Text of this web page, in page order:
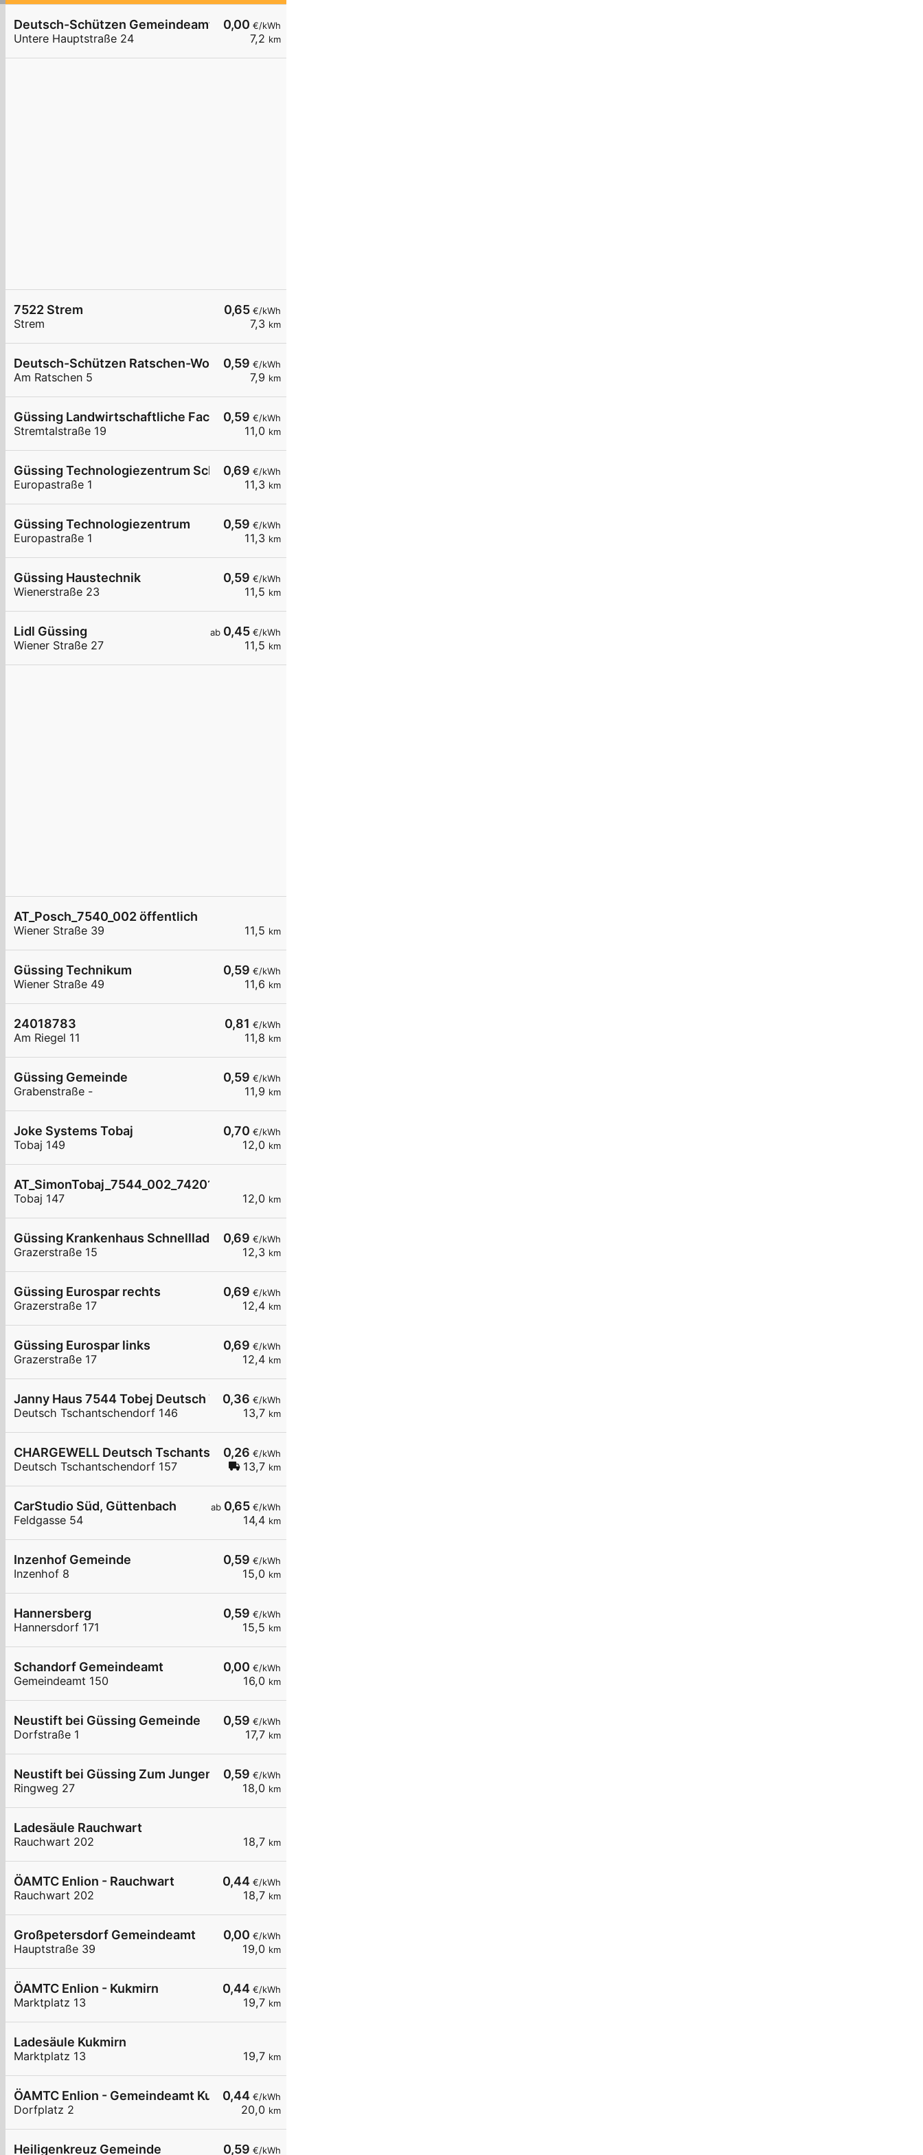
0,00 €/kWh
7,2 km
Deutsch-Schützen Gemeindeamt
Untere Hauptstraße 24
0,65€/kWh
7,3 km
7522 Strem
Strem
0,59 €/kWh
7,9 km
Deutsch-Schützen Ratschen-Wohnotek
Am Ratschen 5
0,59 €/kWh
11,0 km
Güssing Landwirtschaftliche Fachschule
Stremtalstraße 19
0,69 €/kWh
11,3 km
Güssing Technologiezentrum Schnelllader DC150
Europastraße 1
0,59 €/kWh
11,3 km
Güssing Technologiezentrum
Europastraße 1
0,59 €/kWh
11,5 km
Güssing Haustechnik
Wienerstraße 23
ab 0,45€/kWh
11,5 km
Lidl Güssing
Wiener Straße 27
11,5 km
AT_Posch_7540_002 öffentlich
Wiener Straße 39
0,59 €/kWh
11,6 km
Güssing Technikum
Wiener Straße 49
0,81 €/kWh
11,8 km
24018783
Am Riegel 11
0,59 €/kWh
11,9 km
Güssing Gemeinde
Grabenstraße -
0,70 €/kWh
12,0 km
Joke Systems Tobaj
Tobaj 149
12,0 km
AT_SimonTobaj_7544_002_7420104458 öffentlich
Tobaj 147
0,69 €/kWh
12,3 km
Güssing Krankenhaus Schnelllader DC150kW
Grazerstraße 15
0,69 €/kWh
12,4 km
Güssing Eurospar rechts
Grazerstraße 17
0,69 €/kWh
12,4 km
Güssing Eurospar links
Grazerstraße 17
0,36 €/kWh
13,7 km
Janny Haus 7544 Tobej Deutsch Tschantschendorf 146
Deutsch Tschantschendorf 146
0,26 €/kWh
13,7 km
CHARGEWELL Deutsch Tschantschendorf 157
Deutsch Tschantschendorf 157
ab 0,65€/kWh
14,4 km
CarStudio Süd, Güttenbach
Feldgasse 54
0,59 €/kWh
15,0 km
Inzenhof Gemeinde
Inzenhof 8
0,59 €/kWh
15,5 km
Hannersberg
Hannersdorf 171
0,00 €/kWh
16,0 km
Schandorf Gemeindeamt
Gemeindeamt 150
0,59 €/kWh
17,7 km
Neustift bei Güssing Gemeinde
Dorfstraße 1
0,59 €/kWh
18,0 km
Neustift bei Güssing Zum Jungen Dorfwirt
Ringweg 27
18,7 km
Ladesäule Rauchwart
Rauchwart 202
0,44€/kWh
18,7 km
ÖAMTC Enlion - Rauchwart
Rauchwart 202
0,00 €/kWh
19,0 km
Großpetersdorf Gemeindeamt
Hauptstraße 39
0,44€/kWh
19,7 km
ÖAMTC Enlion - Kukmirn
Marktplatz 13
19,7 km
Ladesäule Kukmirn
Marktplatz 13
0,44€/kWh
20,0 km
ÖAMTC Enlion - Gemeindeamt Kukmirn
Dorfplatz 2
0,59 €/kWh
Heiligenkreuz Gemeinde